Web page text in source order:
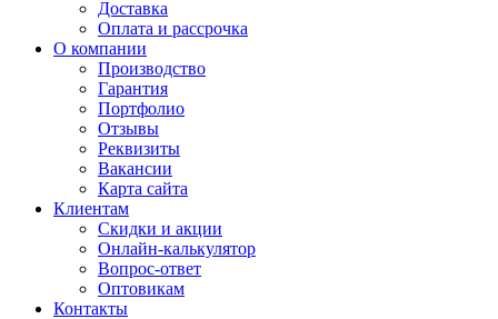
Доставка
Оплата и рассрочка
О компании
Производство
Гарантия
Портфолио
Отзывы
Реквизиты
Вакансии
Карта сайта
Клиентам
Скидки и акции
Онлайн-калькулятор
Вопрос-ответ
Оптовикам
Контакты